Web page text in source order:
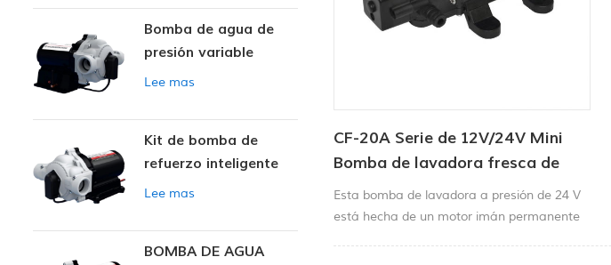
CF-20A Serie de 12V/24V Mini
Bomba de lavadora fresca de
alta presión
Esta bomba de lavadora a presión de 24 V
está hecha de un motor imán permanente
Bomba de agua de
presión variable
inteligente
Lee mas
Kit de bomba de
refuerzo inteligente
Lee mas
BOMBA DE AGUA